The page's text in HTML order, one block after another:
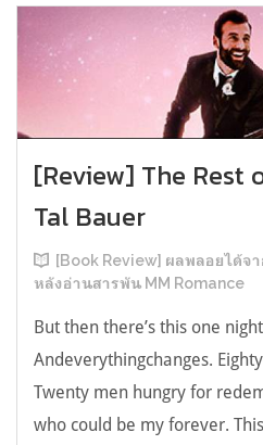
[Review] The Rest
Tal Bauer
[Book Review] ผลพลอยได้จ
หลังอ่านสารพัน MM Romance
But then there’s this one
Andeverythingchanges.
Twenty men hungry for
who could be my forever.